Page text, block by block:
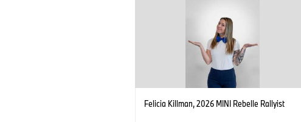
Felicia Killman, 2026 MINI Rebelle Rallyist